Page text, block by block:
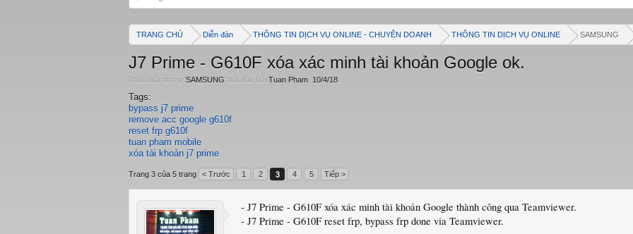
TRANG CHỦ Diễn đàn THÔNG TIN DỊCH VỤ ONLINE - CHUYÊN DOANH THÔNG TIN DỊCH VỤ ONLINE SAMSUNG
J7 Prime - G610F xóa xác minh tài khoản Google ok.
Thảo luận trong 'SAMSUNG' bắt đầu bởi Tuan Pham 10/4/18
Tags:
bypass j7 prime
remove acc google g610f
reset frp g610f
tuan pham mobile
xóa tài khoản j7 prime
Trang 3 của 5 trang < Trước 1 2 3 4 5 Tiếp >
- J7 Prime - G610F xóa xác minh tài khoản Google thành công qua Teamviewer.
- J7 Prime - G610F reset frp, bypass frp done via Teamviewer.